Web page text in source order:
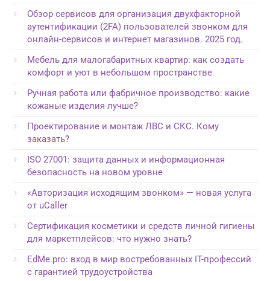
Обзор сервисов для организация двухфакторной
аутентификации (2FA) пользователей звонком для
онлайн-сервисов и интернет магазинов. 2025 год.
Мебель для малогабаритных квартир: как создать
комфорт и уют в небольшом пространстве
Ручная работа или фабричное производство: какие
кожаные изделия лучше?
Проектирование и монтаж ЛВС и СКС. Кому
заказать?
ISO 27001: защита данных и информационная
безопасность на новом уровне
«Авторизация исходящим звонком» — новая услуга
от uCaller
Сертификация косметики и средств личной гигиены
для маркетплейсов: что нужно знать?
EdMe.pro: вход в мир востребованных IT-профессий
с гарантией трудоустройства